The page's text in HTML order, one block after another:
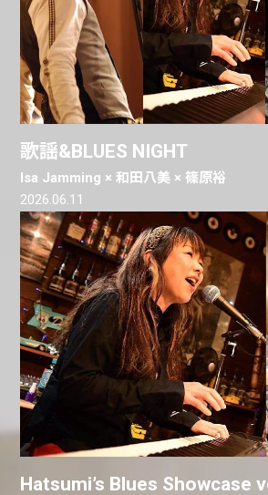
歌謡&BLUES NIGHT
Isa Jamming × 和田八美 × 篠原裕
2026.06.11
Hatsumi’s Blues Showcase